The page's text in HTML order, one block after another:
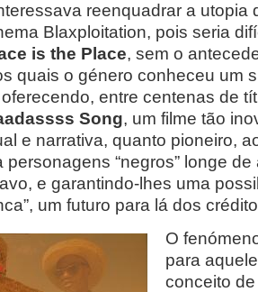
reenquadrar a utopia
Blaxploitation, pois seria
is the Place, sem o
quais o género conheceu um
entre centenas de
Song, um filme tão
e narrativa, quanto pioneiro,
personagens “negros” longe
e garantindo-lhes uma
um futuro para lá dos
O
para
conceito de